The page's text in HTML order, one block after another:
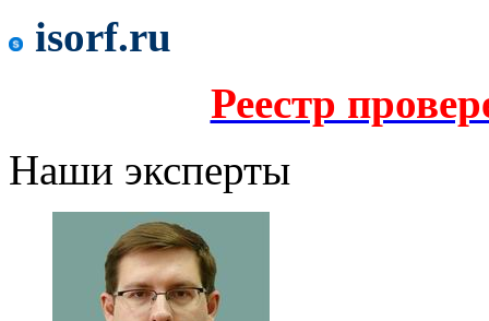
isorf.ru
Реестр
Наши эксперты